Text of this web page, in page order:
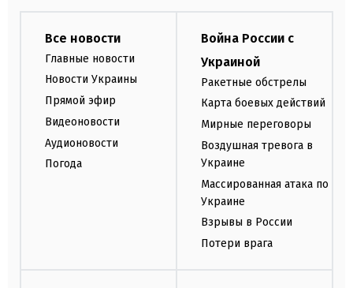
Все новости
Главные новости
Новости Украины
Прямой эфир
Видеоновости
Аудионовости
Погода
Война России с
Украиной
Ракетные обстрелы
Карта боевых действий
Мирные переговоры
Воздушная тревога в
Украине
Массированная атака по
Украине
Взрывы в России
Потери врага